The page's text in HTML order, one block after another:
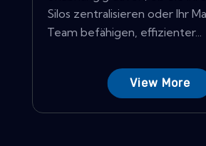
Silos zentralisieren oder Ihr
Team befähigen, effizienter...
View More